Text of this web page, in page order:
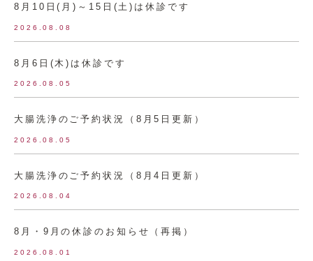
8月10日(月)～15日(土)は休診です
2026.08.08
8月6日(木)は休診です
2026.08.05
大腸洗浄のご予約状況（8月5日更新）
2026.08.05
大腸洗浄のご予約状況（8月4日更新）
2026.08.04
8月・9月の休診のお知らせ（再掲）
2026.08.01